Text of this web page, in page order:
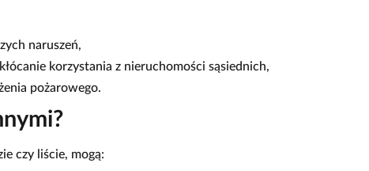
naruszeń,
korzystania z nieruchomości sąsiednich,
pożarowego.
czy liście, mogą: